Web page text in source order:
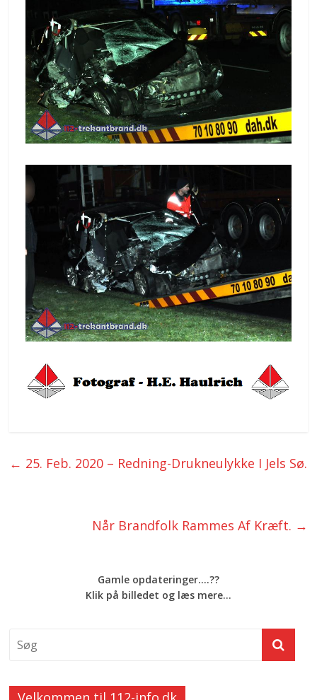
← 25. Feb. 2020 – Redning-Drukneulykke I Jels Sø.
Når Brandfolk Rammes Af Kræft. →
Gamle opdateringer....??
Klik på billedet og læs mere...